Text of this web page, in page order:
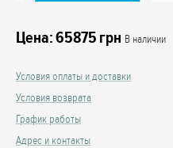
Цена:65875 грн В наличии
Условия оплаты и доставки
Условия возврата
График работы
Адрес и контакты